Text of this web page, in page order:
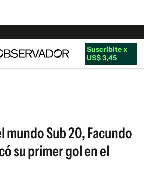
Suscribite x
US$ 3,45
mundo Sub 20, Facundo
su primer gol en el